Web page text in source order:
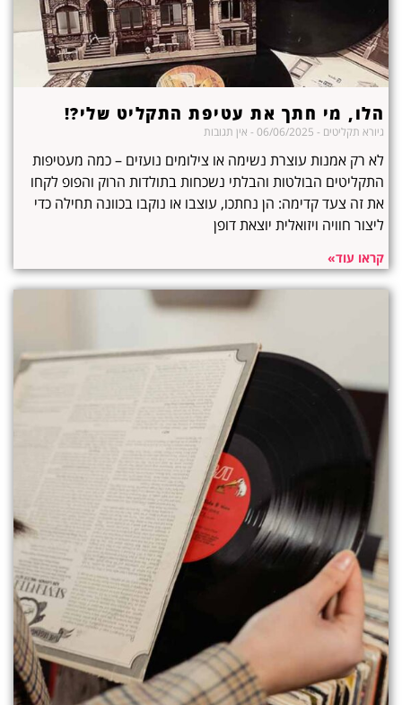
הלו, מי חתך את עטיפת התקליט שלי?!
גיורא תקליטים אין תגובות
לא רק אמנות עוצרת נשימה או צילומים נועזים – כמה מעטיפות
התקליטים הבולטות והבלתי נשכחות בתולדות הרוק והפופ לקחו
את זה צעד קדימה: הן נחתכו, עוצבו או נוקבו בכוונה תחילה כדי
ליצור חוויה ויזואלית יוצאת דופן
קראו עוד»